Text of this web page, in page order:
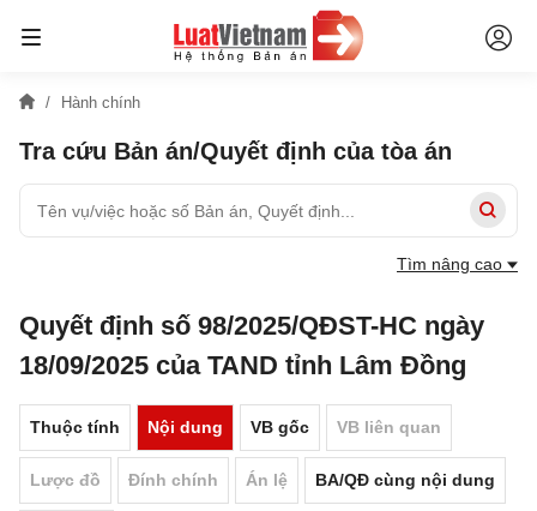
Hành chính
Tra cứu Bản án/Quyết định của tòa án
Tìm nâng cao
Quyết định số 98/2025/QĐST-HC ngày
18/09/2025 của TAND tỉnh Lâm Đồng
Thuộc tính Nội dung VB gốc VB liên quan
Lược đồ Đính chính Án lệ BA/QĐ cùng nội dung